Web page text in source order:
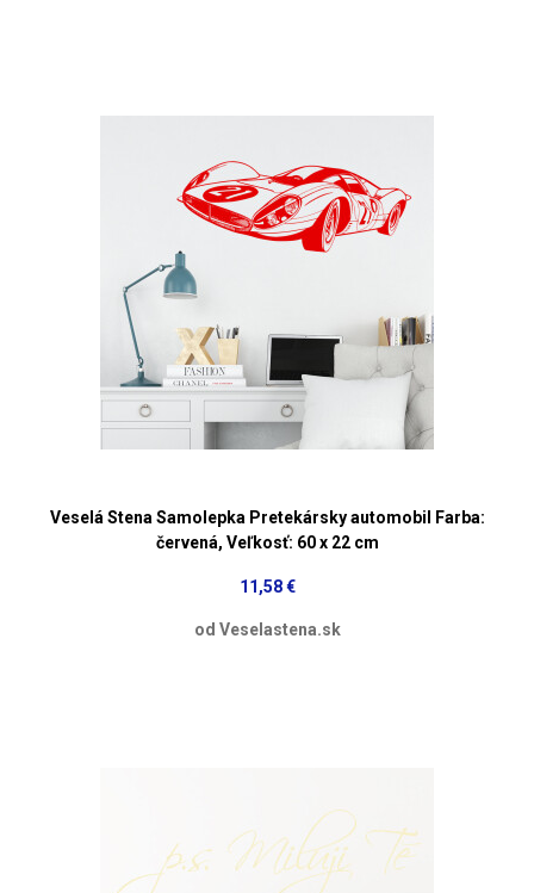
Veselá Stena Samolepka Pretekársky automobil Farba:
červená, Veľkosť: 60 x 22 cm
11,58 €
od Veselastena.sk